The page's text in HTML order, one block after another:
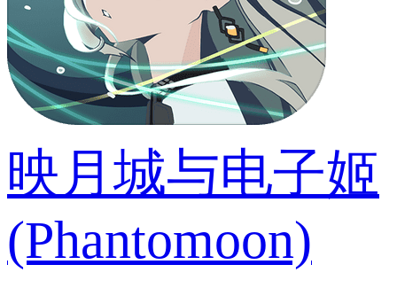
映月城与电子姬
(Phantomoon)